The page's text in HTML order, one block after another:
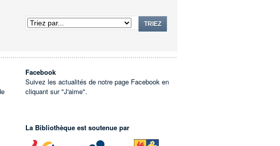
TRIEZ
Facebook
Suivez les actualités de notre page Facebook en
cliquant sur "J'aime".
La Bibliothèque est soutenue par